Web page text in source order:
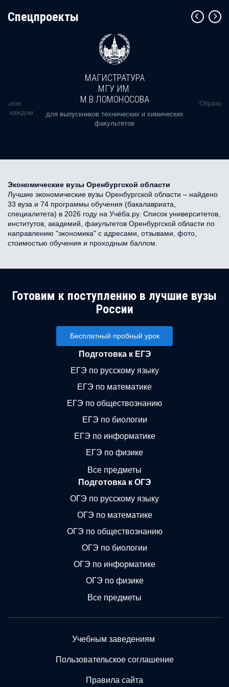
Cпецпроекты
в каждом
МАГИСТРАТУРА
МГУ ИМ.
М.В.ЛОМОНОСОВА
для выпускников технических и химических
факультетов
Экономические вузы Оренбургской области
Лучшие экономические вузы Оренбургской области – найдено
33 вуза и 74 программы обучения (бакалавриата,
специалитета) в 2026 году на Учёба.ру. Список университетов,
институтов, академий, факультетов Оренбургской области по
направлению "экономика" с адресами, отзывами, фото,
стоимостью обучения и проходным баллом.
Готовим к поступлению в лучшие вузы
России
Бесплатный пробный урок
Подготовка к ЕГЭ
ЕГЭ по русскому языку
ЕГЭ по математике
ЕГЭ по обществознанию
ЕГЭ по биологии
ЕГЭ по информатике
ЕГЭ по физике
Все предметы
Подготовка к ОГЭ
ОГЭ по русскому языку
ОГЭ по математике
ОГЭ по обществознанию
ОГЭ по биологии
ОГЭ по информатике
ОГЭ по физике
Все предметы
Учебным заведениям
Пользовательское соглашение
Правила сайта